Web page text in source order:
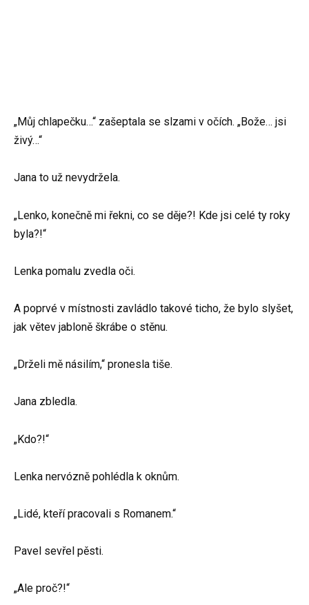
„Můj chlapečku…“ zašeptala se slzami v očích. „Bože… jsi
živý…“
Jana to už nevydržela.
„Lenko, konečně mi řekni, co se děje?! Kde jsi celé ty roky
byla?!“
Lenka pomalu zvedla oči.
A poprvé v místnosti zavládlo takové ticho, že bylo slyšet,
jak větev jabloně škrábe o stěnu.
„Drželi mě násilím,“ pronesla tiše.
Jana zbledla.
„Kdo?!“
Lenka nervózně pohlédla k oknům.
„Lidé, kteří pracovali s Romanem.“
Pavel sevřel pěsti.
„Ale proč?!“